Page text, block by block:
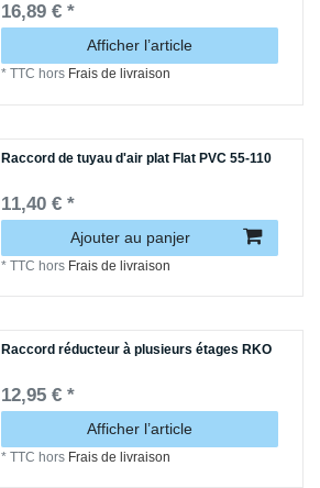
16,89 € *
Afficher l’article
*TTC hors Frais de livraison
Raccord de tuyau d'air plat Flat PVC 55-110
11,40 € *
Ajouter au panjer
*TTC hors Frais de livraison
Raccord réducteur à plusieurs étages RKO
12,95 € *
Afficher l’article
*TTC hors Frais de livraison